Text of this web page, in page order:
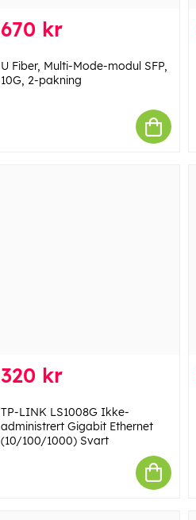
670 kr
U Fiber, Multi-Mode-modul SFP,
10G, 2-pakning
320 kr
TP-LINK LS1008G Ikke-
administrert Gigabit Ethernet
(10/100/1000) Svart